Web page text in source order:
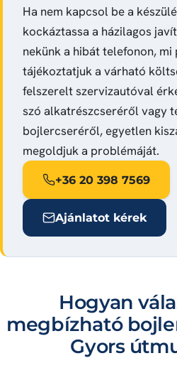
Ha nem kapcsol be a
kockáztassa a házilagos
nekünk a hibát telefonon, mi
tájékoztatjuk a várható
felszerelt szervizautóval
szó alkatrészcseréről vagy
bojlercseréről, egyetlen
megoldjuk a problémáját.
+36 20 398 7569
Ajánlatot kérek
Hogyan
megbízható
Gyors